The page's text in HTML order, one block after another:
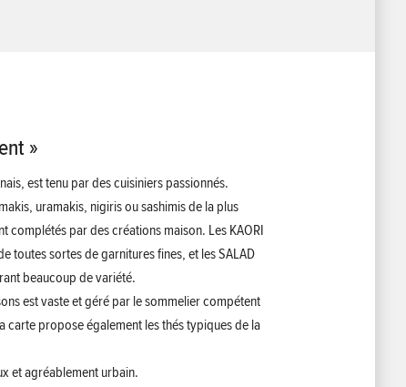
»
est tenu par des cuisiniers passionnés.
uramakis, nigiris ou sashimis de la plus
complétés par des créations maison. Les KAORI
toutes sortes de garnitures fines, et les SALAD
beaucoup de variété.
est vaste et géré par le sommelier compétent
carte propose également les thés typiques de la
et agréablement urbain.